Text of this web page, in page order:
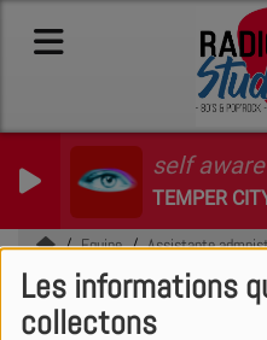
Les informations
collectons
self aware
TEMPER
Equipe Assistante
Anaïs